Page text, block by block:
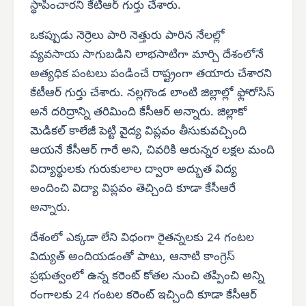
స్థాపించారని కేటీఆర్ గుర్తు చేశారు.
ఒకప్పుడు నెర్రెలు పారి నెత్తురు పారిన నేలల్లో
వ్యవసాయ సాగుబడిని లాభసాటిగా మార్చి దేశంలోనే
అత్యధిక పంటలు పండించే రాష్ట్రంగా తయారు చేశారని
కేటీఆర్ గుర్తు చేశారు. నల్లగొండ లాంటి జిల్లాల్లో ఫ్లోరోసిస్
అనే దరిద్రాన్ని తరిమింది కేసీఆర్ అన్నారు. జిల్లాకో
మెడికల్ కాలేజీ పెట్టి వైద్య విప్లవం తీసుకువచ్చింది
ఆయనే కేసీఆర్ గారే అని, చివరికి ఆరున్నర లక్షల మంది
విద్యార్థులకు గురుకులాల ద్వారా అద్భుత విద్య
అందించి విద్యా విప్లవం తెచ్చింది కూడా కేసీఆరే
అన్నారు.
దేశంలో ఎక్కడా లేని విధంగా రైతన్నలకు 24 గంటల
విద్యుత్ అందియడంతో పాటు, ఆనాటి కాంగ్రెస్
ప్రభుత్వంలో ఉన్న కరెంట్ కోతల నుంచి తప్పించి అన్ని
రంగాలకు 24 గంటల కరెంట్ ఇచ్చింది కూడా కేసీఆర్